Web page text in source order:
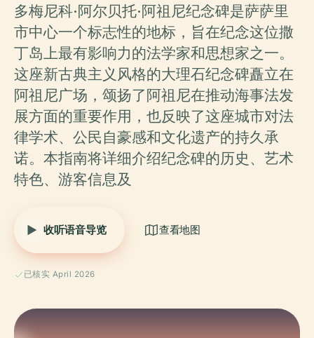
多梅尼科·阿尔贝托·阿祖尼纪念碑是萨萨里
市中心一个标志性的地标，旨在纪念这位撒
丁岛上最有影响力的法学家和思想家之一。
这座新古典主义风格的大理石纪念碑矗立在
阿祖尼广场，颂扬了阿祖尼在推动海事法发
展方面的重要作用，也反映了这座城市对法
律学术、公民自豪感和文化遗产的持久承
诺。本指南将详细介绍纪念碑的历史、艺术
特色、游客信息及
收听语音导览 查看地图
已核实 April 2026